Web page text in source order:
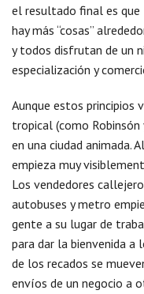
el resultado final es que
hay más “cosas”
y todos disfrutan de un
especialización y
Aunque estos principios
tropical (como Robinsón
en una ciudad animada.
empieza muy
Los vendedores
autobuses y metro
gente a su lugar de
para dar la bienvenida a
de los recados se
envíos de un negocio a